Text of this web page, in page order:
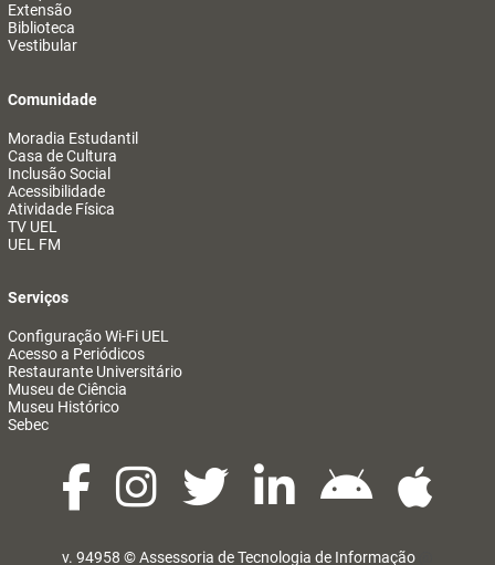
Extensão
Biblioteca
Vestibular
Comunidade
Moradia Estudantil
Casa de Cultura
Inclusão Social
Acessibilidade
Atividade Física
TV UEL
UEL FM
Serviços
Configuração Wi-Fi UEL
Acesso a Periódicos
Restaurante Universitário
Museu de Ciência
Museu Histórico
Sebec
v. 94958 ©Assessoria de Tecnologia de Informação